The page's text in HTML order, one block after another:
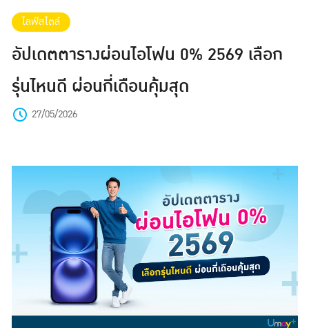
ไลฟ์สไตล์
อัปเดตตารางผ่อนไอโฟน 0% 2569 เลือก
รุ่นไหนดี ผ่อนกี่เดือนคุ้มสุด
27/05/2026